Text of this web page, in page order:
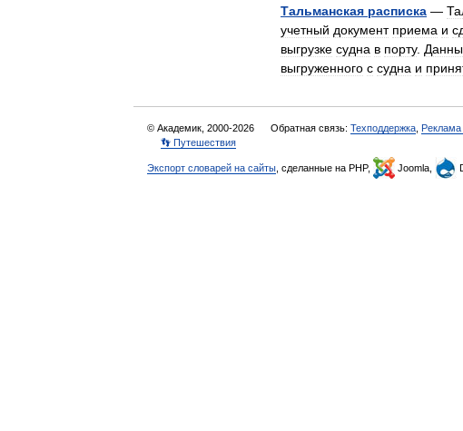
Тальманская расписка —
учетный документ приема и
выгрузке судна в порту.
выгруженного с судна и
© Академик, 2000-2026 Обратная связь: Техподдержка Реклама
👣 Путешествия
Экспорт словарей на сайты , сделанные на PHP, Joomla,